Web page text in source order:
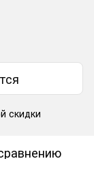
скидки